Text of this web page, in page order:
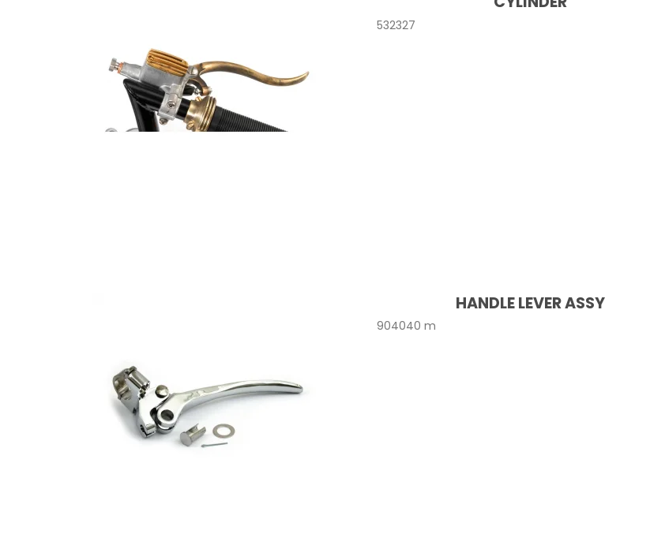
532327
HANDLE LEVER ASSY
904040 m